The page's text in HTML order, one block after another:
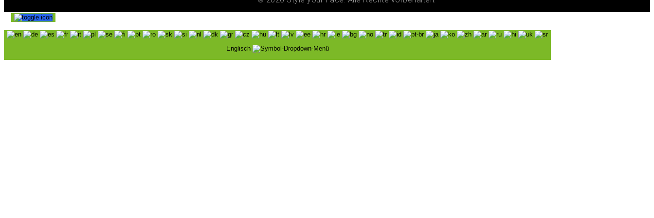
Englisch